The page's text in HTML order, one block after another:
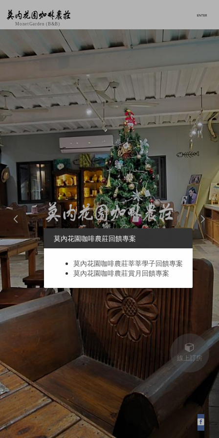
線上訂房
莫內花園咖啡農莊回饋專案
莫內花園咖啡農莊莘莘學子回饋專案
莫內花園咖啡農莊賞月回饋專案